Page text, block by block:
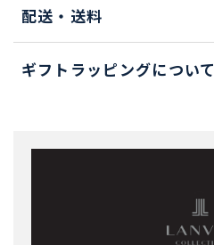
配送・送料
ギフトラッピングについて